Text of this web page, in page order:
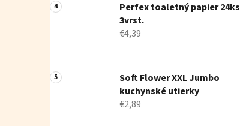
Perfex toaletný papier 24ks
3vrst.
€4,39
Soft Flower XXL Jumbo
kuchynské utierky
€2,89